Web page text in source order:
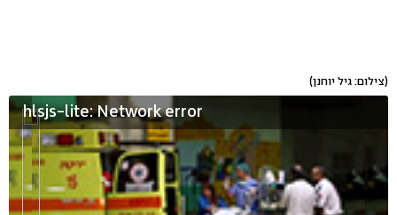
(צילום: גיל יוחנן)
hlsjs-lite: Network error